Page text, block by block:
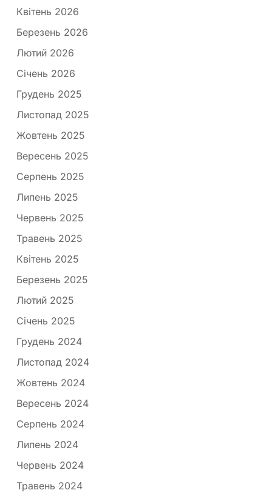
Квітень 2026
Березень 2026
Лютий 2026
Січень 2026
Грудень 2025
Листопад 2025
Жовтень 2025
Вересень 2025
Серпень 2025
Липень 2025
Червень 2025
Травень 2025
Квітень 2025
Березень 2025
Лютий 2025
Січень 2025
Грудень 2024
Листопад 2024
Жовтень 2024
Вересень 2024
Серпень 2024
Липень 2024
Червень 2024
Травень 2024